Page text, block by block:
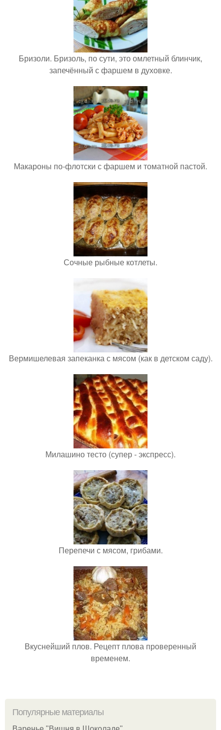
Бризоли. Бризоль, по сути, это омлетный блинчик,
запечённый с фаршем в духовке.
Макароны по-флотски с фаршем и томатной пастой.
Сочные рыбные котлеты.
Вермишелевая запеканка с мясом (как в детском саду).
Милашино тесто (супер - экспресс).
Перепечи с мясом, грибами.
Вкуснейший плов. Рецепт плова проверенный
временем.
Популярные материалы